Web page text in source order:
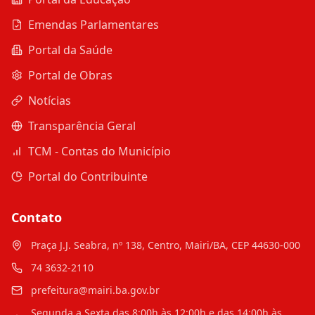
Emendas Parlamentares
Portal da Saúde
Portal de Obras
Notícias
Transparência Geral
TCM - Contas do Município
Portal do Contribuinte
Contato
Praça J.J. Seabra, nº 138, Centro, Mairi/BA, CEP 44630-000
74 3632-2110
prefeitura@mairi.ba.gov.br